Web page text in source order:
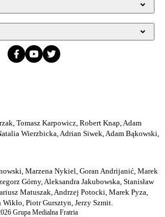
Tomasz Karpowicz, Robert Knap, Adam
Wierzbicka, Adrian Siwek, Adam Bąkowski,
Marzena Nykiel, Goran Andrijanić, Marek
Górny, Aleksandra Jakubowska, Stanisław
Matuszak, Andrzej Potocki, Marek Pyza,
Piotr Gursztyn, Jerzy Szmit.
Grupa Medialna Fratria